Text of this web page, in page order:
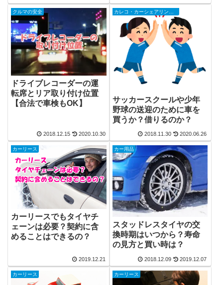
クルマの安全
ドライブレコーダーの運
転席とリア取り付け位置
【合法で車検もOK】
2018.12.15 2020.10.30
カレコ・カーシェアリングクラブ
サッカースクールや少年
野球の送迎のために車を
買うか？借りるのか？
2018.11.30 2020.06.26
カーリース
カーリースでもタイヤチ
ェーンは必要？契約に含
めることはできるの？
2019.12.21
カー用品
スタッドレスタイヤの交
換時期はいつから？寿命
の見方と買い時は？
2018.12.09 2019.12.07
カーリース カーリース